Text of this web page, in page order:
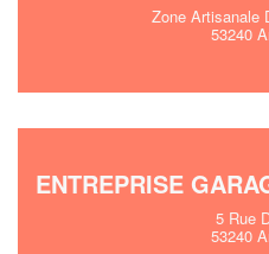
Zone Artisanale
53240
ENTREPRISE
5 Rue
53240